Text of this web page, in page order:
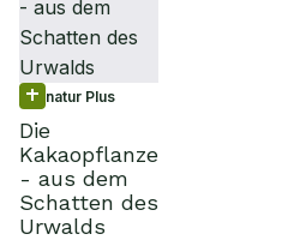
natur Plus
Die
Kakaopflanze
- aus dem
Schatten des
Urwalds